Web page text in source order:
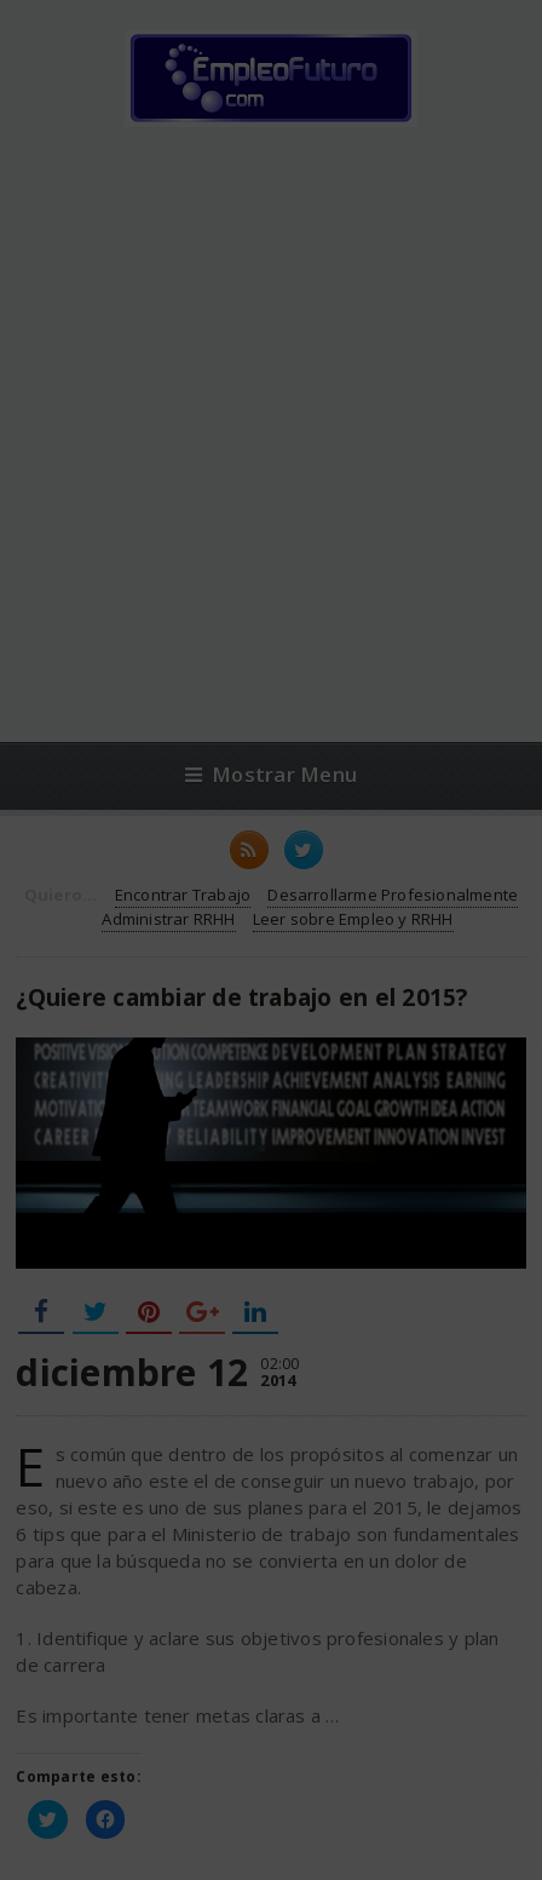
Mostrar Menu
Encontrar Trabajo
Desarrollarme Profesionalmente
Administrar RRHH
Leer sobre Empleo y RRHH
¿Quiere cambiar de trabajo en el 2015?
diciembre 12 02:00
2014
E s común que dentro de los propósitos al comenzar un
nuevo año este el de conseguir un nuevo trabajo, por
eso, si este es uno de sus planes para el 2015, le dejamos
6 tips que para el Ministerio de trabajo son fundamentales
para que la búsqueda no se convierta en un dolor de
cabeza.
1. Identifique y aclare sus objetivos profesionales y plan
de carrera
Es importante tener metas claras a …
Comparte esto:
Haz
clic
Haz
clic